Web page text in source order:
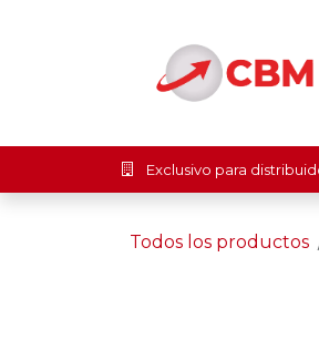
Exclusivo para
Todos los productos